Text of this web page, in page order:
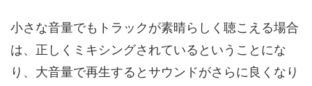
小さな音量でもトラックが素晴らしく聴こえる場合
は、正しくミキシングされているということにな
り、大音量で再生するとサウンドがさらに良くなり